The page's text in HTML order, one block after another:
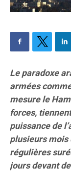
Le paradoxe
armées
mesure le
forces,
puissance de
plusieurs mois
régulières
jours devant